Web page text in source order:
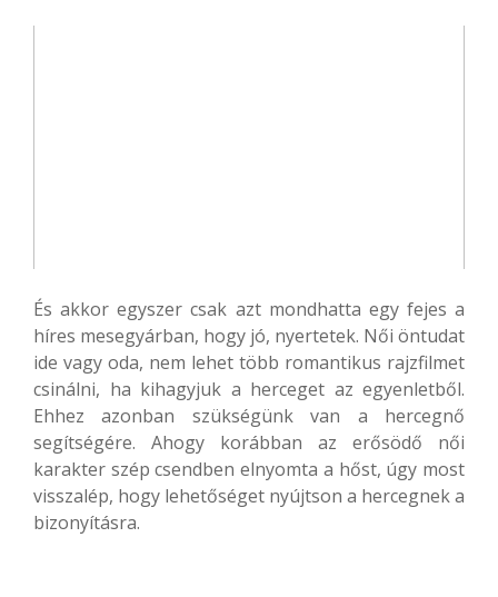
És akkor egyszer csak azt mondhatta egy fejes a
híres mesegyárban, hogy jó, nyertetek. Női öntudat
ide vagy oda, nem lehet több romantikus rajzfilmet
csinálni, ha kihagyjuk a herceget az egyenletből.
Ehhez azonban szükségünk van a hercegnő
segítségére. Ahogy korábban az erősödő női
karakter szép csendben elnyomta a hőst, úgy most
visszalép, hogy lehetőséget nyújtson a hercegnek a
bizonyításra.